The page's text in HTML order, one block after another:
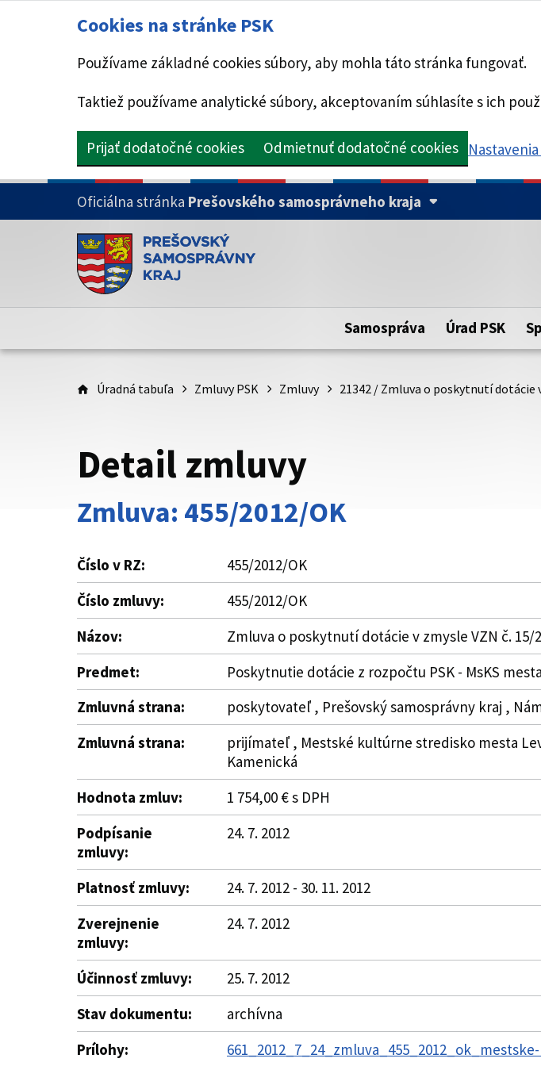
Cookies na stránke PSK
Používame základné cookies súbory, aby mohla táto stránka fungovať.
Taktiež používame analytické súbory, akceptovaním súhlasíte s ich
Prijať dodatočné cookies Odmietnuť dodatočné cookies
PRESKOČIŤ NA HLAVNÝ OBSAH
Oficiálna stránka Prešovského samosprávneho kraja
Doména psk.sk je oficiálna
Toto je oficiálna webová stránka Prešovského samosprávneho kraja.
Samospráva Úrad PSK
Úradná tabuľa Zmluvy PSK Zmluvy 21342 / Zmluva o poskytnutí dotácie
Detail zmluvy
Zmluva: 455/2012/OK
Číslo v RZ:
455/2012/OK
Číslo zmluvy:
455/2012/OK
Názov:
Zmluva o poskytnutí dotácie v zmysle VZN č. 15/
Predmet:
Poskytnutie dotácie z rozpočtu PSK - MsKS
Zmluvná strana:
poskytovateľ , Prešovský samosprávny kraj ,
Zmluvná strana:
prijímateľ , Mestské kultúrne stredisko mesta
Kamenická
Hodnota zmluv:
1 754,00 € s DPH
Podpísanie
zmluvy:
24. 7. 2012
Platnosť zmluvy:
24. 7. 2012 - 30. 11. 2012
Zverejnenie
zmluvy:
24. 7. 2012
Účinnosť zmluvy:
25. 7. 2012
Stav dokumentu:
archívna
Prílohy: